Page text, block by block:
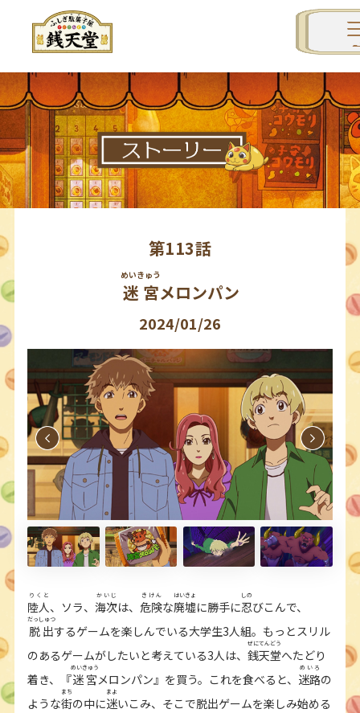
第113話
迷宮
めいきゅう
メロンパン
2024/01/26
陸人
りくと
、ソラ、海次
かいじ
は、 危険
きけん
な廃墟
はいきょ
に勝手に忍
しの
びこんで、
脱出
だっしゅつ
するゲームを楽しんでいる大学生3人組。もっとスリル
のあるゲームがしたいと考えている3人は、銭天堂
ぜにてんどう
へたどり
着き、『迷宮
めいきゅう
メロンパン』を買う。これを食べると、 迷路
めいろ
の
ような街
まち
の中に迷
まよ
いこみ、そこで脱出ゲームを楽しみ始める